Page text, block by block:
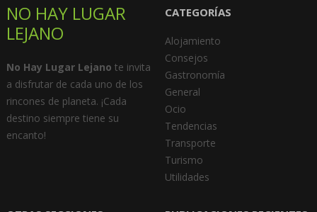
NO HAY LUGAR
LEJANO
No Hay Lugar Lejano te invita
a disfrutar de cada uno de los
rincones de planeta. ¡Cada
destino siempre tiene su
encanto!
CATEGORÍAS
Alojamiento
Consejos
Gastronomía
General
Ocio
Tendencias
Transporte
Turismo
Utilidades